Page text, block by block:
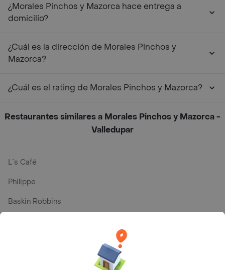
¿Morales Pinchos y Mazorca hace entrega a
domicilio?
¿Cuál es la dirección de Morales Pinchos y
Mazorca?
¿Cuál es el rating de Morales Pinchos y Mazorca?
Restaurantes similares a Morales Pinchos y Mazorca -
Valledupar
L´s Café
Philippe
Baskin Robbins